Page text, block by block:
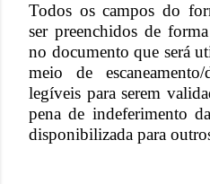
Todos os campos do
ser preenchidos de
no documento que será
meio de
legíveis para serem
pena de indeferimento
disponibilizada para